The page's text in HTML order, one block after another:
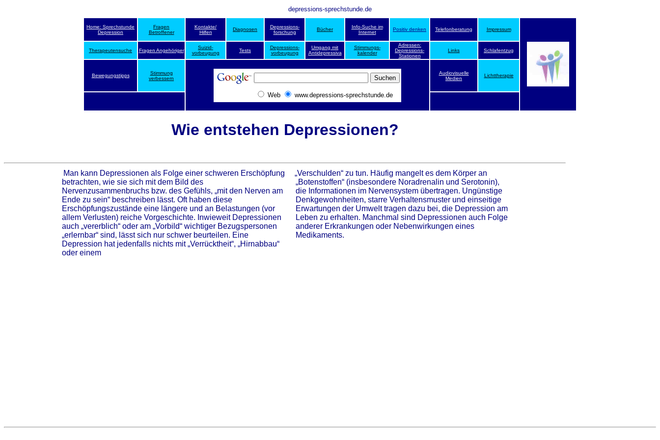
depressions-sprechstunde.de
Home: Sprechstunde
Depression
Fragen
Betroffener
Kontakte/
Hilfen
Diagnosen
Depressions-
forschung
Bücher
Info-Suche im
Internet
Positiv denken Telefonberatung Impressum
Therapeutensuche Fragen Angehöriger
Suizid-
vorbeugung
Tests
Depressions-
vorbeugung
Umgang mit
Antidepressiva
Stimmungs-
kalender
Adressen:
Depressions-
Stationen
Links Schlafentzug
Bewegungstipps
Stimmung
verbessern
Web www.depressions-sprechstunde.de
Audiovisuelle
Medien
Lichttherapie
Wie entstehen Depressionen?
Man kann Depressionen als Folge einer schweren Erschöpfung
betrachten, wie sie sich mit dem Bild des
Nervenzusammenbruchs bzw. des Gefühls, „mit den Nerven am
Ende zu sein“ beschreiben lässt. Oft haben diese
Erschöpfungszustände eine längere und an Belastungen (vor
allem Verlusten) reiche Vorgeschichte. Inwieweit Depressionen
auch „vererblich“ oder am „Vorbild“ wichtiger Bezugspersonen
„erlernbar“ sind, lässt sich nur schwer beurteilen. Eine
Depression hat jedenfalls nichts mit „Verrücktheit“, „Hirnabbau“
oder einem
„Verschulden“ zu tun. Häufig mangelt es dem Körper an
„Botenstoffen“ (insbesondere Noradrenalin und Serotonin),
die Informationen im Nervensystem übertragen. Ungünstige
Denkgewohnheiten, starre Verhaltensmuster und einseitige
Erwartungen der Umwelt tragen dazu bei, die Depression am
Leben zu erhalten. Manchmal sind Depressionen auch Folge
anderer Erkrankungen oder Nebenwirkungen eines
Medikaments.